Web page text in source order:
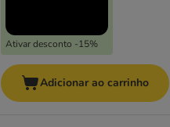
Ativar desconto -15%
Adicionar ao carrinho